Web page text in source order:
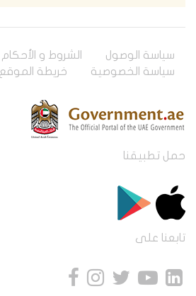
سياسة الوصول
الشروط و الأحكام
سياسة الخصوصية
خريطة الموقع
حمل تطبيقنا
تابعنا على